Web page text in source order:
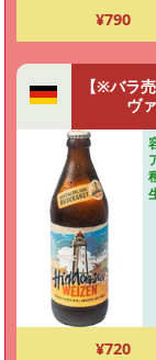
¥790
【※バラ
ヴ
¥720